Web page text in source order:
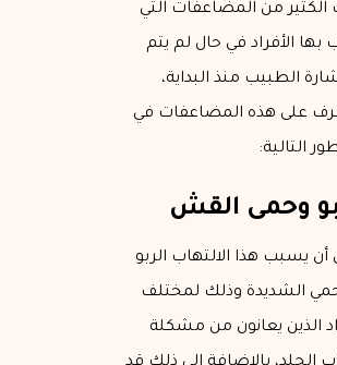
الكثير من المضاعفات التي
بها الأفراد في حال لم يتم
الطبيب منذ البداية،
على هذه المضاعفات في
التالية:
وحمى القش
أن يسبب هذا الالتهاب الربو
الشديدة وذلك لمختلف
الذين يعانون من مشكلة